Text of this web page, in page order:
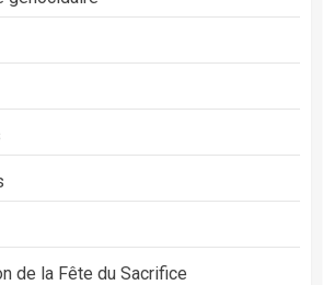
de la Fête du Sacrifice